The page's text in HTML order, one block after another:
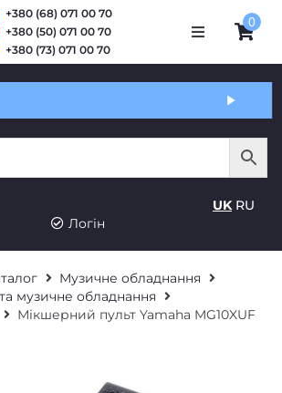
Оплата і доставка
+380 (68) 071 00 70
+380 (50) 071 00 70
+380 (73) 071 00 70
0
UK RU
Логін
Музичне обладнання
музичне обладнання
Мікшерний пульт Yamaha MG10XUF